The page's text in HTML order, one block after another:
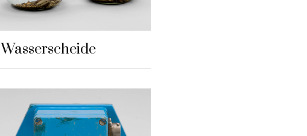
Wasserscheide